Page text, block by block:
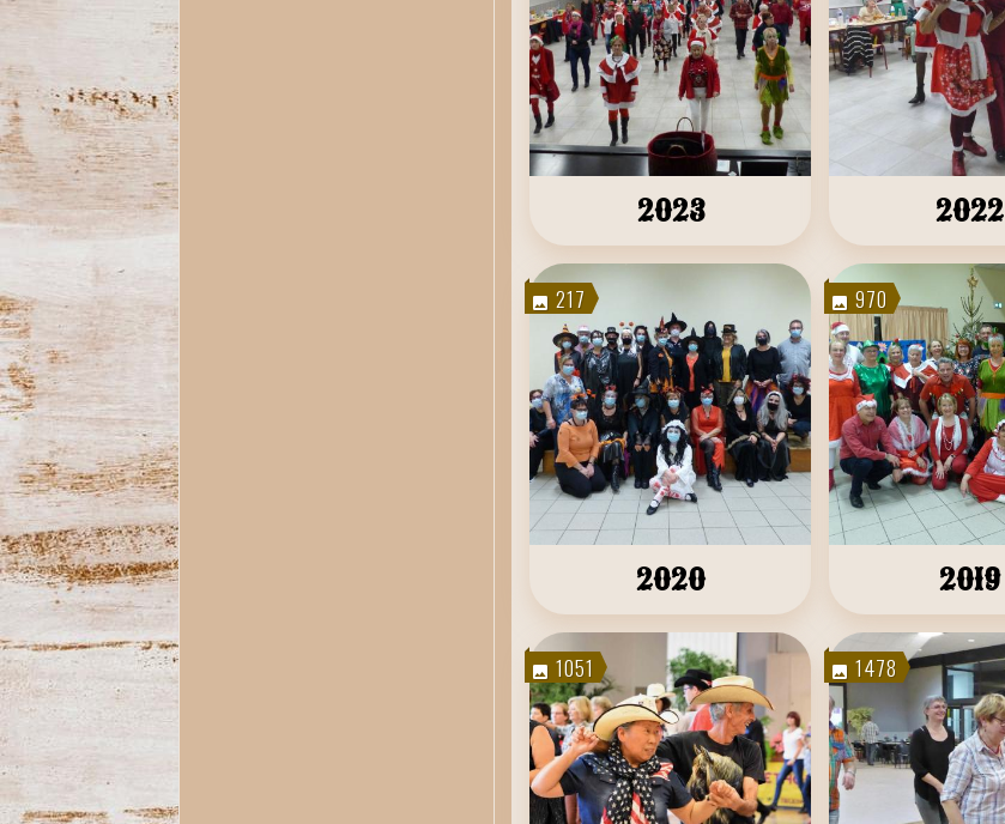
2023 2022
217
2020
970
2019
1051 1478